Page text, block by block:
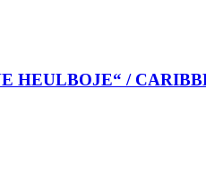
HEULBOJE“ /